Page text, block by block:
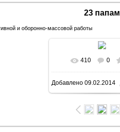
23 папам
и оборонно-массовой работы
410 0
Добавлено09.02.2014